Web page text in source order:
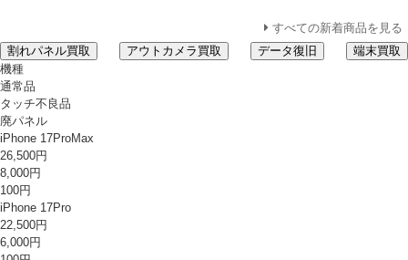
すべての新着商品を見る
割れパネル買取
アウトカメラ買取 データ復旧
端末買取
機種
通常品
タッチ不良品
廃パネル
iPhone 17ProMax
26,500円
8,000円
100円
iPhone 17Pro
22,500円
6,000円